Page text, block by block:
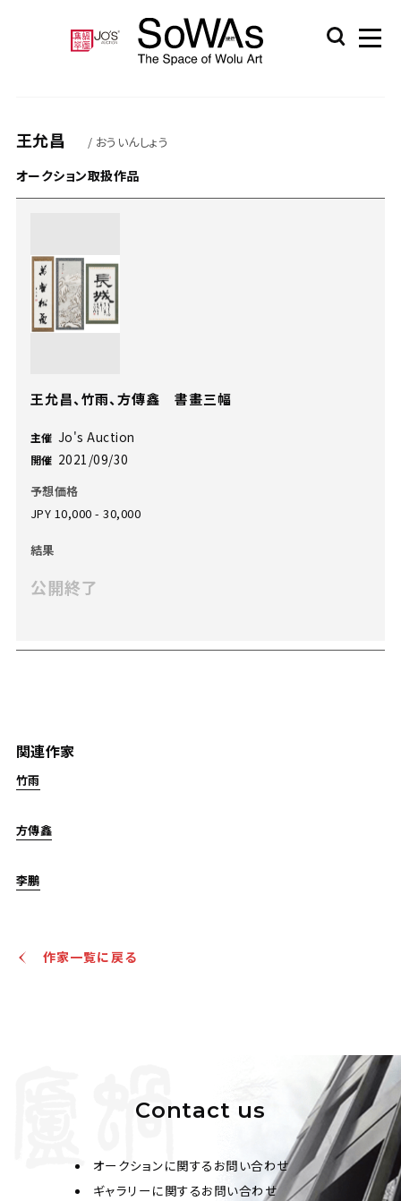
王允昌 / おういんしょう
関連作家
竹雨
方傳鑫
李鵬
オークション取扱作品
王允昌、竹雨、方傳鑫 書畫三幅
主催 Jo's Auction
開催 2021/09/30
予想価格
JPY 10,000 - 30,000
結果
公開終了
作家一覧に戻る
Contact us
オークションに関するお問い合わせ
ギャラリーに関するお問い合わせ